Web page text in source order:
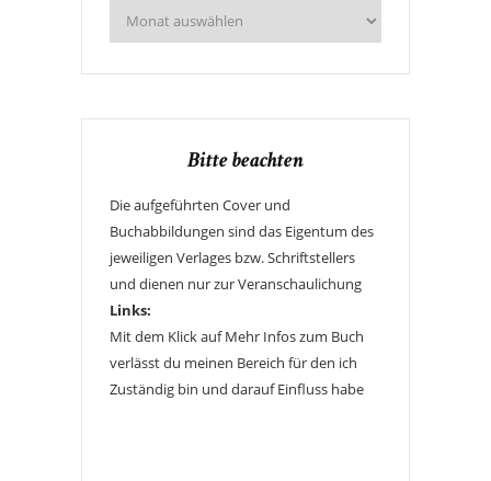
Bitte beachten
Die aufgeführten Cover und
Buchabbildungen sind das Eigentum des
jeweiligen Verlages bzw. Schriftstellers
und dienen nur zur Veranschaulichung
Links:
Mit dem Klick auf Mehr Infos zum Buch
verlässt du meinen Bereich für den ich
Zuständig bin und darauf Einfluss habe